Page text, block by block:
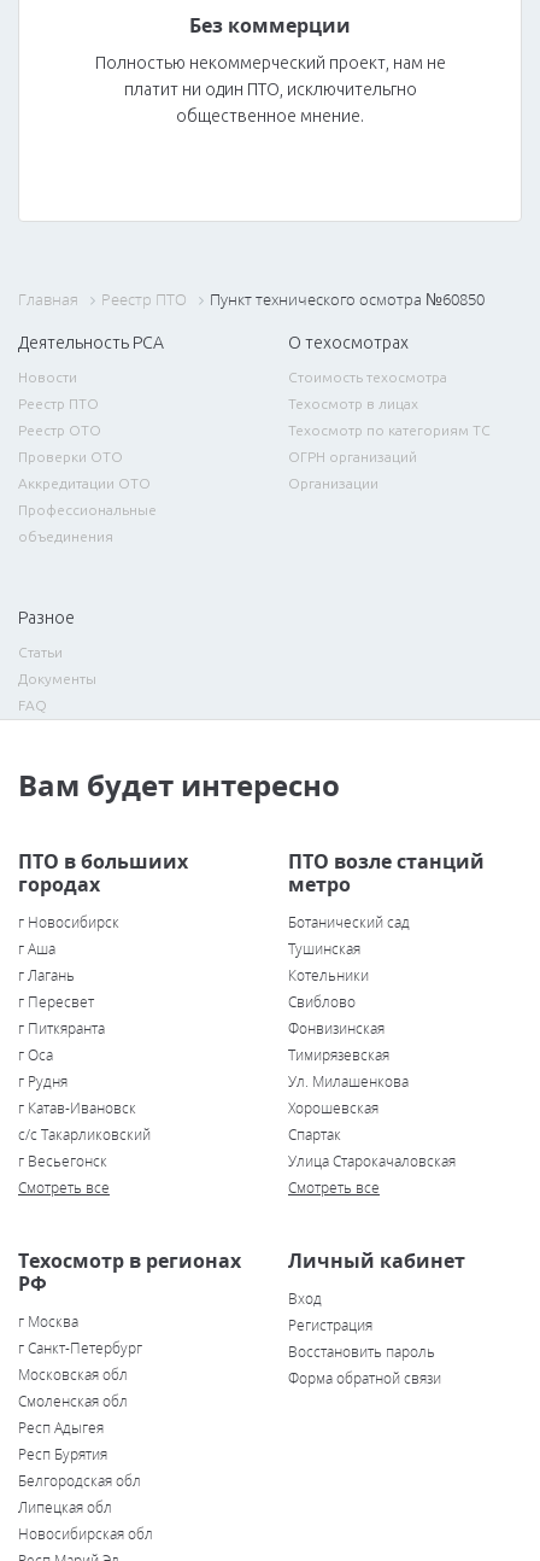
Без коммерции
Полностью некоммерческий проект, нам не
платит ни один ПТО, исключительгно
общественное мнение.
Главная Реестр ПТО Пункт технического осмотра №60850
Деятельность РСА
Новости
Реестр ПТО
Реестр ОТО
Проверки ОТО
Аккредитации ОТО
Профессиональные
объединения
О техосмотрах
Стоимость техосмотра
Техосмотр в лицах
Техосмотр по категориям ТС
ОГРН организаций
Организации
Разное
Статьи
Документы
FAQ
Вам будет интересно
ПТО в большиих
городах
г Новосибирск
г Аша
г Лагань
г Пересвет
г Питкяранта
г Оса
г Рудня
г Катав-Ивановск
с/с Такарликовский
г Весьегонск
Смотреть все
ПТО возле станций
метро
Ботанический сад
Тушинская
Котельники
Свиблово
Фонвизинская
Тимирязевская
Ул. Милашенкова
Хорошевская
Спартак
Улица Старокачаловская
Смотреть все
Техосмотр в регионах
РФ
г Москва
г Санкт-Петербург
Московская обл
Смоленская обл
Респ Адыгея
Респ Бурятия
Белгородская обл
Липецкая обл
Новосибирская обл
Личный кабинет
Вход
Регистрация
Восстановить пароль
Форма обратной связи